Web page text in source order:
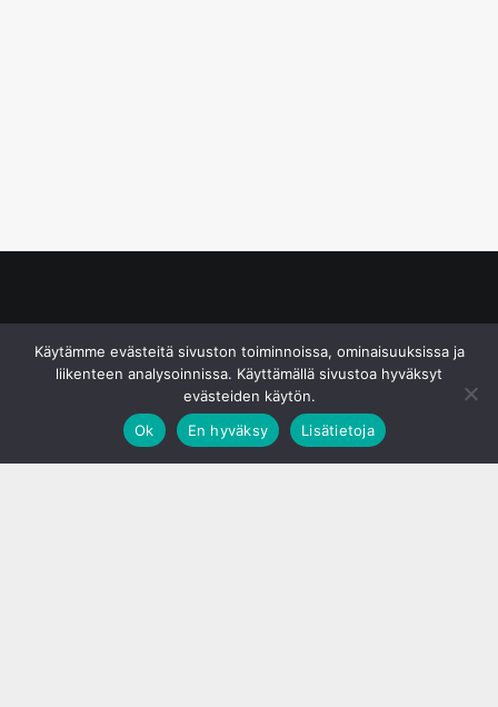
Käytämme evästeitä sivuston toiminnoissa, ominaisuuksissa ja
liikenteen analysoinnissa. Käyttämällä sivustoa hyväksyt
evästeiden käytön.
Ok
En hyväksy Lisätietoja